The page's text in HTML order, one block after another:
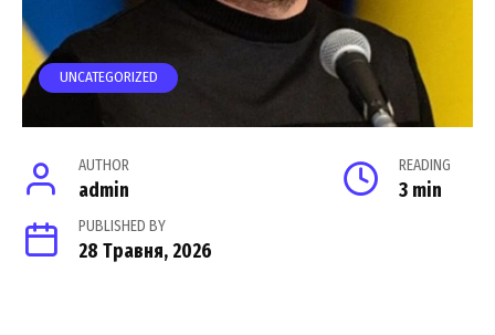
UNCATEGORIZED
AUTHOR
admin
READING
3 min
PUBLISHED BY
28 Травня, 2026